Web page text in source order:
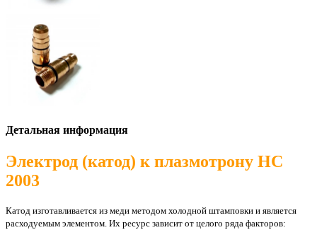
Детальная информация
Электрод (катод) к плазмотрону HC
2003
Катод изготавливается из меди методом холодной штамповки и является
расходуемым элементом. Их ресурс зависит от целого ряда факторов: